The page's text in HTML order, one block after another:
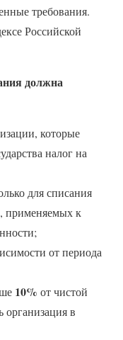
требования.
Российской
должна
которые
налог на
для списания
применяемых к
от периода
10% от чистой
в